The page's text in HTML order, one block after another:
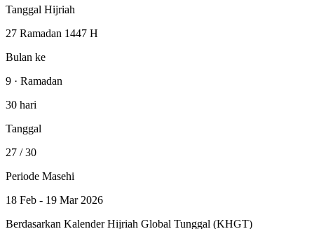
Tanggal Hijriah
27 Ramadan 1447 H
Bulan ke
9 · Ramadan
30 hari
Tanggal
27 / 30
Periode Masehi
18 Feb - 19 Mar 2026
Berdasarkan Kalender Hijriah Global Tunggal (KHGT)